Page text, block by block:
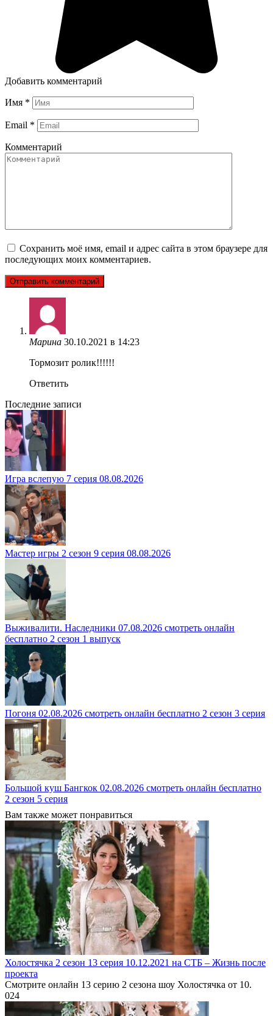
Добавить комментарий
Имя *
Email *
Комментарий
Сохранить моё имя, email и адрес сайта в этом браузере для
последующих моих комментариев.
Марина 30.10.2021 в 14:23
Тормозит ролик!!!!!!
Ответить
Последние записи
Игра вслепую 7 серия 08.08.2026
Мастер игры 2 сезон 9 серия 08.08.2026
Выживалити. Наследники 07.08.2026 смотреть онлайн
бесплатно 2 сезон 1 выпуск
Погоня 02.08.2026 смотреть онлайн бесплатно 2 сезон 3 серия
Большой куш Бангкок 02.08.2026 смотреть онлайн бесплатно
2 сезон 5 серия
Вам также может понравиться
Холостячка 2 сезон 13 серия 10.12.2021 на СТБ – Жизнь после
проекта
Смотрите онлайн 13 серию 2 сезона шоу Холостячка от 10.
024